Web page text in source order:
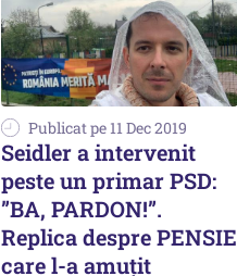
Publicat pe 11 Dec 2019
Seidler a intervenit
peste un primar PSD:
”BA, PARDON!”.
Replica despre PENSIE
care l-a amuțit